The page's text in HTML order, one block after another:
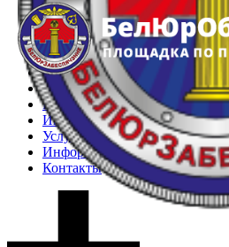
Главная
Арестованное имущество
Реестр несостоявшихся торгов
Реестр переоценок
Частное имущество
Государственное имущество
Интернет-магазин
Интернет-витрина
Услуги
Информация
Контакты